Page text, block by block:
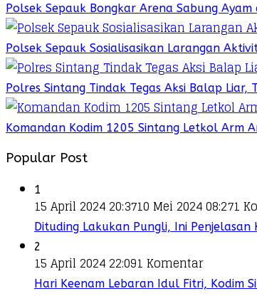
Polsek Sepauk Bongkar Arena Sabung
Polsek Sepauk Sosialisasikan Larangan
Polres Sintang Tindak Tegas Aksi Balap
Komandan Kodim 1205 Sintang Letkol Arm
Popular Post
1
15 April 2024 20:3710 Mei 2024 08:271
Dituding Lakukan Pungli, Ini Penjelasan
2
15 April 2024 22:091 Komentar
Hari Keenam Lebaran Idul Fitri, Kodim